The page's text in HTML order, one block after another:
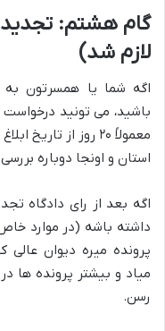
گام هشتم:
لازم شد)
اگه شما یا همسرتون
باشید، می تونید
معمولاً ۲۰ روز از
استان و اونجا دوباره
اگه بعد از رای دادگاه
داشته باشه (در موارد
پرونده میره دیوان
میاد و بیشتر پرونده ها
رسن.